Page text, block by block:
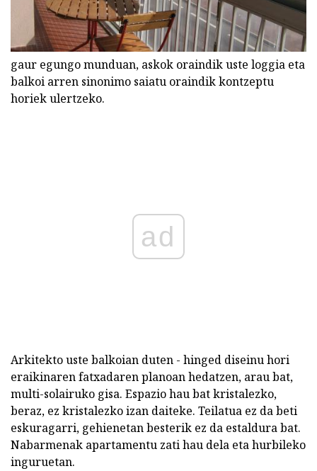
gaur egungo munduan, askok oraindik uste loggia eta
balkoi arren sinonimo saiatu oraindik kontzeptu
horiek ulertzeko.
ad
Arkitekto uste balkoian duten - hinged diseinu hori
eraikinaren fatxadaren planoan hedatzen, arau bat,
multi-solairuko gisa. Espazio hau bat kristalezko,
beraz, ez kristalezko izan daiteke. Teilatua ez da beti
eskuragarri, gehienetan besterik ez da estaldura bat.
Nabarmenak apartamentu zati hau dela eta hurbileko
inguruetan.